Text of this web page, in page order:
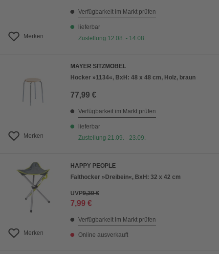
Merken
Verfügbarkeit im Markt prüfen
lieferbar
Zustellung 12.08. - 14.08.
Merken
MAYER SITZMÖBEL
Hocker »1134«, BxH: 48 x 48 cm, Holz, braun
77,99 €
Verfügbarkeit im Markt prüfen
lieferbar
Zustellung 21.09. - 23.09.
Merken
HAPPY PEOPLE
Falthocker »Dreibein«, BxH: 32 x 42 cm
UVP9,39 €
7,99 €
Verfügbarkeit im Markt prüfen
Online ausverkauft